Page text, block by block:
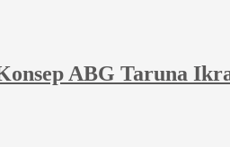
ABG Taruna